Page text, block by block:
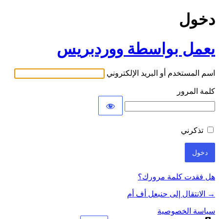
دخول
يعمل بواسطة ووردبريس
اسم المستخدم أو البريد الإلكتروني
كلمة المرور
تذكرني
هل فقدت كلمة مرورك؟
→ الانتقال إلى حنبعل أف أم
سياسة الخصوصية